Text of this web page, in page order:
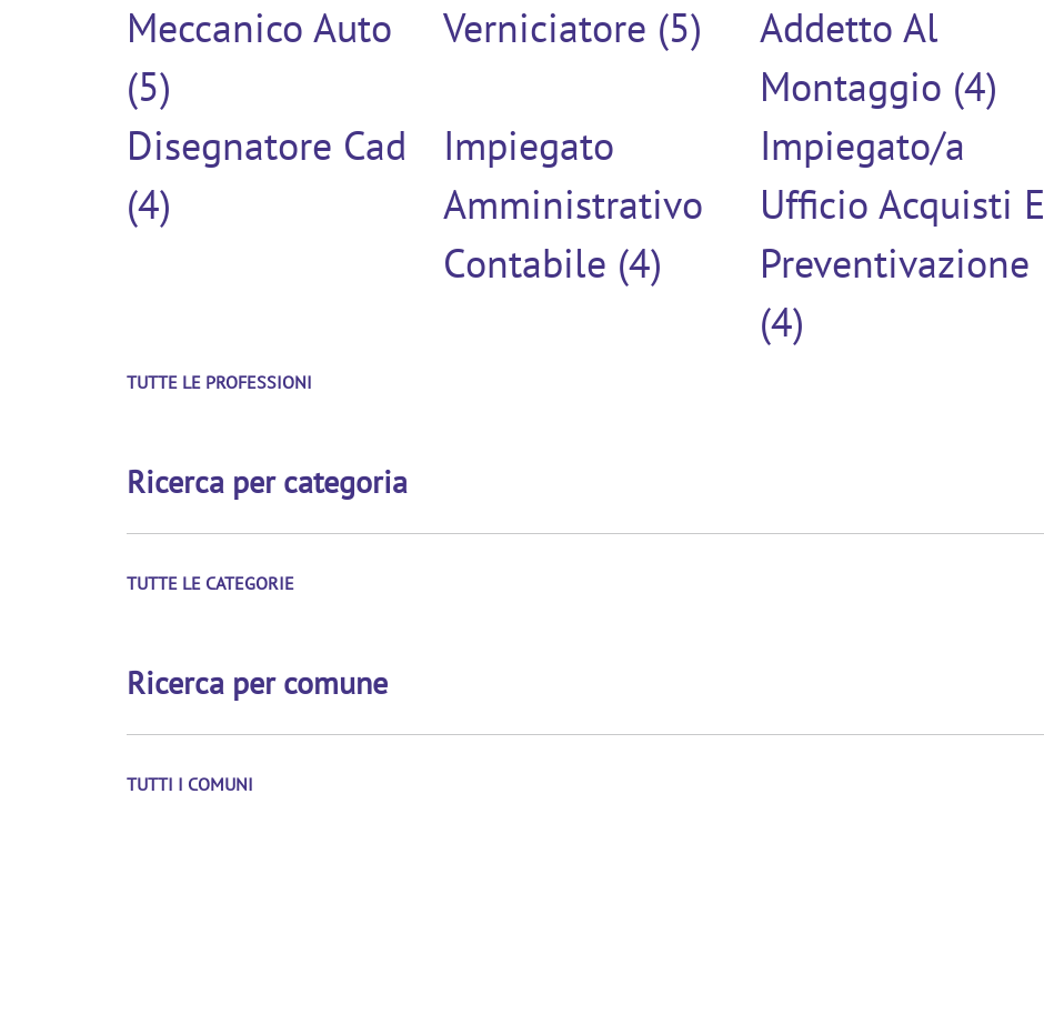
Meccanico Auto
(5)
Verniciatore (5)
Addetto Al
Montaggio (4)
Disegnatore Cad
(4)
Impiegato
Amministrativo
Contabile (4)
Impiegato/a
Ufficio Acquisti E
Preventivazione
(4)
TUTTE LE PROFESSIONI
Ricerca per categoria
TUTTE LE CATEGORIE
Ricerca per comune
TUTTI I COMUNI